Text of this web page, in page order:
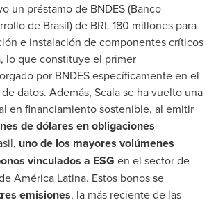
un préstamo de BNDES (Banco
de Brasil) de BRL 180 millones para
e instalación de componentes críticos
lo que constituye el primer
por BNDES específicamente en el
datos. Además, Scala se ha vuelto una
en financiamiento sostenible, al emitir
de dólares en obligaciones
uno de los mayores volúmenes
vinculados a ESG en el sector de
América Latina. Estos bonos se
emisiones, la más reciente de las